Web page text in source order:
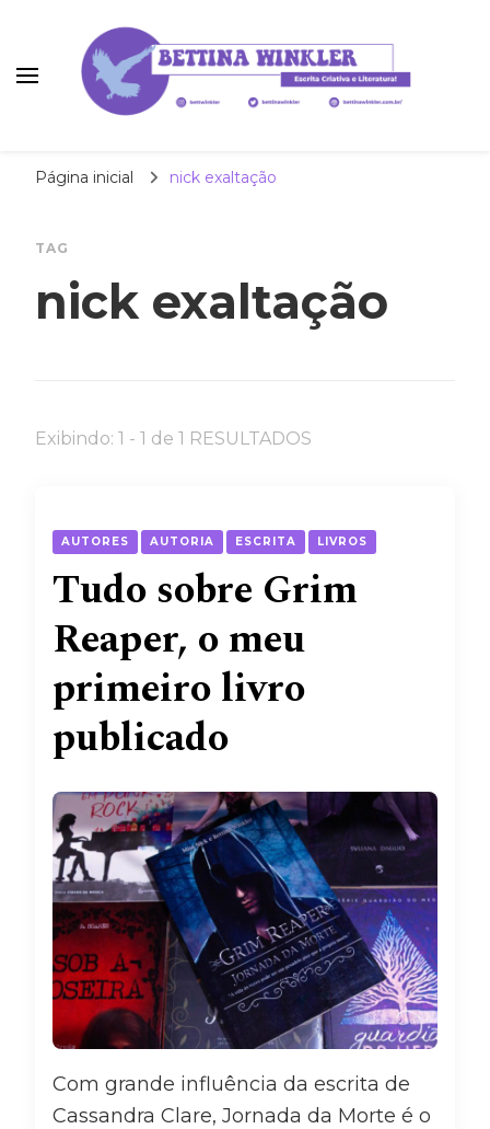
Página inicial nick exaltação
TAG
nick exaltação
Exibindo: 1 - 1 de 1 RESULTADOS
AUTORES AUTORIA ESCRITA LIVROS
Tudo sobre Grim
Reaper, o meu
primeiro livro
publicado
Com grande influência da escrita de
Cassandra Clare, Jornada da Morte é o